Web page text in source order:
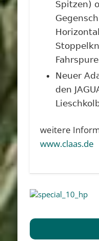
Spitzen)
Neuer
den
weitere
www.claas.de